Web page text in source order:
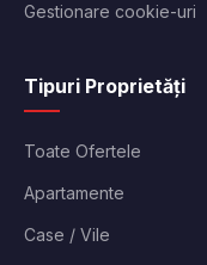
Gestionare cookie-uri
Tipuri Proprietăți
Toate Ofertele
Apartamente
Case / Vile